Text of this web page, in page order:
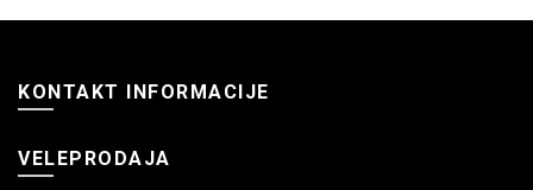
KONTAKT INFORMACIJE
VELEPRODAJA